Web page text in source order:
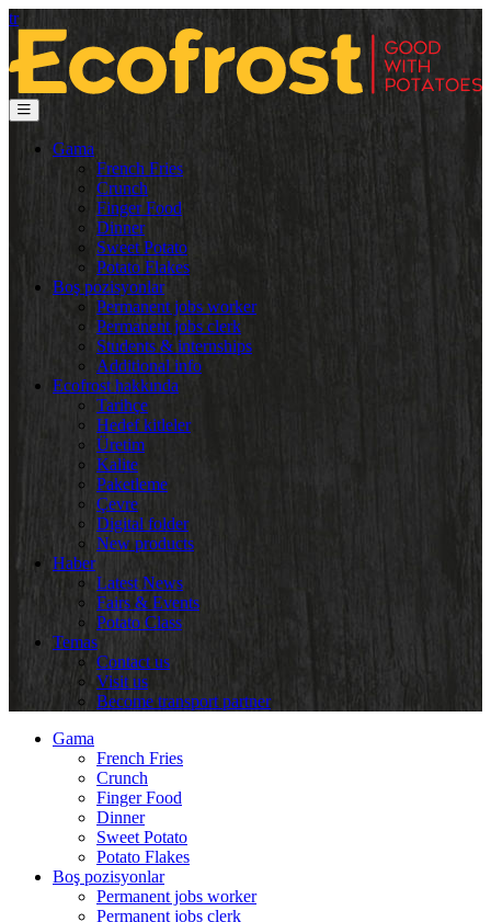
tr
Gama
French Fries
Crunch
Finger Food
Dinner
Sweet Potato
Potato Flakes
Boş pozisyonlar
Permanent jobs worker
Permanent jobs clerk
Students & internships
Additional info
Ecofrost hakkında
Tarihçe
Hedef kitleler
Üretim
Kalite
Paketleme
Çevre
Digital folder
New products
Haber
Latest News
Fairs & Events
Potato Class
Temas
Contact us
Visit us
Become transport partner
Gama
French Fries
Crunch
Finger Food
Dinner
Sweet Potato
Potato Flakes
Boş pozisyonlar
Permanent jobs worker
Permanent jobs clerk